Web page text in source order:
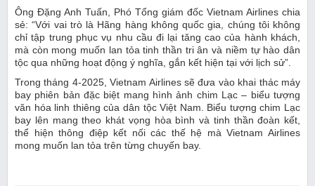
Ông Đặng Anh Tuấn, Phó Tổng giám đốc Vietnam Airlines chia
sẻ: “Với vai trò là Hãng hàng không quốc gia, chúng tôi không
chỉ tập trung phục vụ nhu cầu đi lại tăng cao của hành khách,
mà còn mong muốn lan tỏa tinh thần tri ân và niềm tự hào dân
tộc qua những hoạt động ý nghĩa, gắn kết hiện tại với lịch sử”.
Trong tháng 4-2025, Vietnam Airlines sẽ đưa vào khai thác máy
bay phiên bản đặc biệt mang hình ảnh chim Lạc – biểu tượng
văn hóa linh thiêng của dân tộc Việt Nam. Biểu tượng chim Lạc
bay lên mang theo khát vọng hòa bình và tinh thần đoàn kết,
thể hiện thông điệp kết nối các thế hệ mà Vietnam Airlines
mong muốn lan tỏa trên từng chuyến bay.